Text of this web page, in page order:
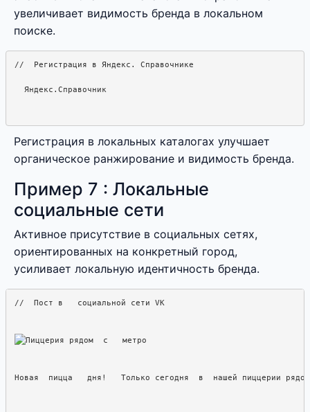
увеличивает видимость бренда в локальном
поиске.
Яндекс.Справочник
Регистрация в локальных каталогах улучшает
органическое ранжирование и видимость бренда.
Пример 7 : Локальные
социальные сети
Активное присутствие в социальных сетях,
ориентированных на конкретный город,
усиливает локальную идентичность бренда.
Новая  пицца   дня!   Только сегодня  в  нашей пиццерии